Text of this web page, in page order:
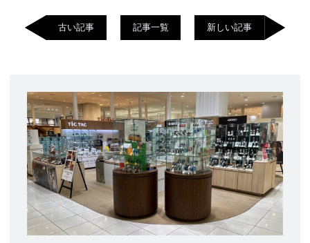
古い記事 記事一覧 新しい記事